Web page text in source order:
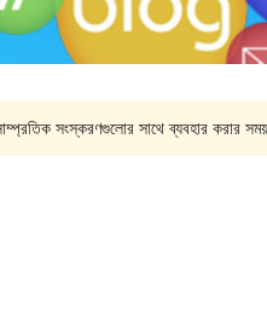
সংস্করণগুলোর সাথে ব্যবহার করার